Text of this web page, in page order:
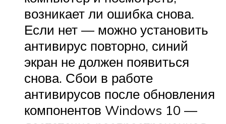
возникает ли ошибка снова.
Если нет — можно установить
антивирус повторно, синий
экран не должен появиться
снова. Сбои в работе
антивирусов после обновления
компонентов Windows 10 —